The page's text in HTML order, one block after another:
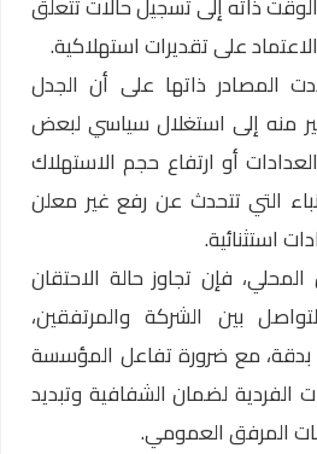
على تقديرات استهلاكية.
المصادر ذاتها على أن الجدل
منه إلى استغلال سياسي لبعض
أو ارتفاع حجم الاستهلاك
التي تتحدث عن رفع غير معلن
استثنائية.
فإن تجاوز حالة الاحتقان
بين الشركة والمرتفقين،
بدقة، مع ضرورة تفاعل المؤسسة
لضمان الشفافية وتبديد
المرفق العمومي.